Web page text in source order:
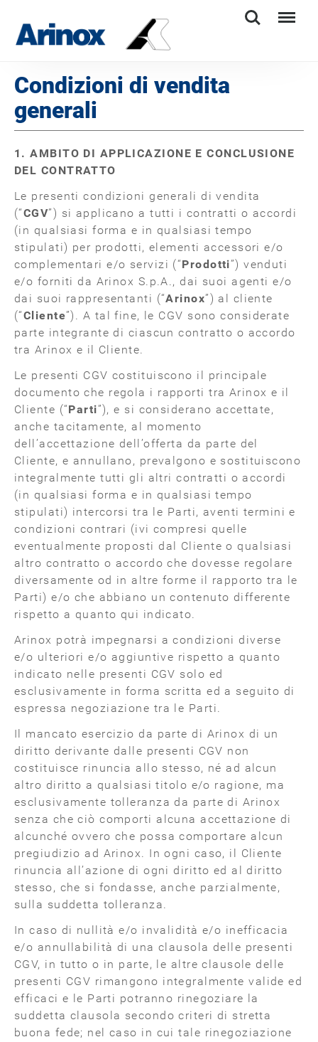
Search Menu
Condizioni di vendita
generali
1. AMBITO DI APPLICAZIONE E CONCLUSIONE
DEL CONTRATTO
Le presenti condizioni generali di vendita
(“CGV”) si applicano a tutti i contratti o accordi
(in qualsiasi forma e in qualsiasi tempo
stipulati) per prodotti, elementi accessori e/o
complementari e/o servizi (“Prodotti”) venduti
e/o forniti da Arinox S.p.A., dai suoi agenti e/o
dai suoi rappresentanti (“Arinox”) al cliente
(“Cliente”). A tal fine, le CGV sono considerate
parte integrante di ciascun contratto o accordo
tra Arinox e il Cliente.
Le presenti CGV costituiscono il principale
documento che regola i rapporti tra Arinox e il
Cliente (“Parti”), e si considerano accettate,
anche tacitamente, al momento
dell’accettazione dell’offerta da parte del
Cliente, e annullano, prevalgono e sostituiscono
integralmente tutti gli altri contratti o accordi
(in qualsiasi forma e in qualsiasi tempo
stipulati) intercorsi tra le Parti, aventi termini e
condizioni contrari (ivi compresi quelle
eventualmente proposti dal Cliente o qualsiasi
altro contratto o accordo che dovesse regolare
diversamente od in altre forme il rapporto tra le
Parti) e/o che abbiano un contenuto differente
rispetto a quanto qui indicato.
Arinox potrà impegnarsi a condizioni diverse
e/o ulteriori e/o aggiuntive rispetto a quanto
indicato nelle presenti CGV solo ed
esclusivamente in forma scritta ed a seguito di
espressa negoziazione tra le Parti.
Il mancato esercizio da parte di Arinox di un
diritto derivante dalle presenti CGV non
costituisce rinuncia allo stesso, né ad alcun
altro diritto a qualsiasi titolo e/o ragione, ma
esclusivamente tolleranza da parte di Arinox
senza che ciò comporti alcuna accettazione di
alcunché ovvero che possa comportare alcun
pregiudizio ad Arinox. In ogni caso, il Cliente
rinuncia all’azione di ogni diritto ed al diritto
stesso, che si fondasse, anche parzialmente,
sulla suddetta tolleranza.
In caso di nullità e/o invalidità e/o inefficacia
e/o annullabilità di una clausola delle presenti
CGV, in tutto o in parte, le altre clausole delle
presenti CGV rimangono integralmente valide ed
efficaci e le Parti potranno rinegoziare la
suddetta clausola secondo criteri di stretta
buona fede; nel caso in cui tale rinegoziazione